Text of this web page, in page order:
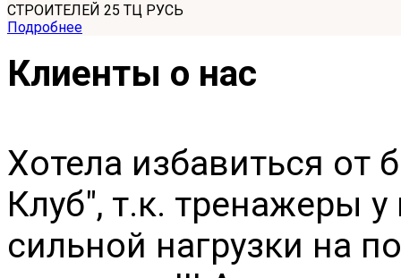
СТРОИТЕЛЕЙ 25 ТЦ РУСЬ
Подробнее
Клиенты о нас
Хотела избавиться от
Клуб", т.к. тренажеры
сильной нагрузки на